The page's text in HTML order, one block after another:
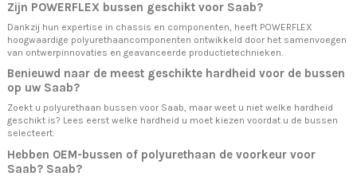
Zijn POWERFLEX bussen geschikt voor Saab?
Dankzij hun expertise in chassis en componenten, heeft POWERFLEX
hoogwaardige polyurethaancomponenten ontwikkeld door het samenvoegen
van ontwerpinnovaties en geavanceerde productietechnieken.
Benieuwd naar de meest geschikte hardheid voor de bussen
op uw Saab?
Zoekt u polyurethaan bussen voor Saab, maar weet u niet welke hardheid
geschikt is? Lees eerst welke hardheid u moet kiezen voordat u de bussen
selecteert.
Hebben OEM-bussen of polyurethaan de voorkeur voor
Saab? Saab?